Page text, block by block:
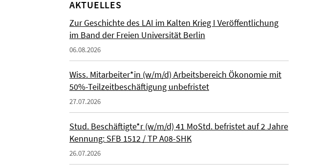
AKTUELLES
Zur Geschichte des LAI im Kalten Krieg I Veröffentlichung
im Band der Freien Universität Berlin
06.08.2026
Wiss. Mitarbeiter*in (w/m/d) Arbeitsbereich Ökonomie mit
50%-Teilzeitbeschäftigung unbefristet
27.07.2026
Stud. Beschäftigte*r (w/m/d) 41 MoStd. befristet auf 2 Jahre
Kennung: SFB 1512 / TP A08-SHK
26.07.2026